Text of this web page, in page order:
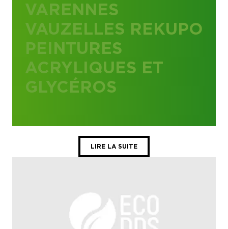
VARENNES
VAUZELLES REKUPO
PEINTURES
ACRYLIQUES ET
GLYCÉROS
LIRE LA SUITE